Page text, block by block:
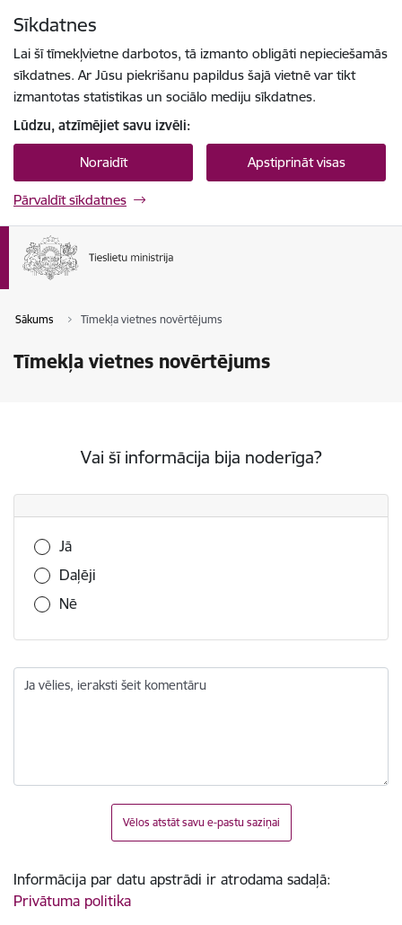
Sīkdatnes
Lai šī tīmekļvietne darbotos, tā izmanto obligāti nepieciešamās
sīkdatnes. Ar Jūsu piekrišanu papildus šajā vietnē var tikt
izmantotas statistikas un sociālo mediju sīkdatnes.
Lūdzu, atzīmējiet savu izvēli:
Noraidīt Apstiprināt visas
Pārvaldīt sīkdatnes
Sākums Tīmekļa vietnes novērtējums
Tīmekļa vietnes novērtējums
Vai šī informācija bija noderīga?
Vai šī informācija bija noderīga?
Jā
Daļēji
Nē
Ja vēlies, ieraksti šeit komentāru
Vēlos atstāt savu e-pastu saziņai
Informācija par datu apstrādi ir atrodama sadaļā:
Privātuma politika